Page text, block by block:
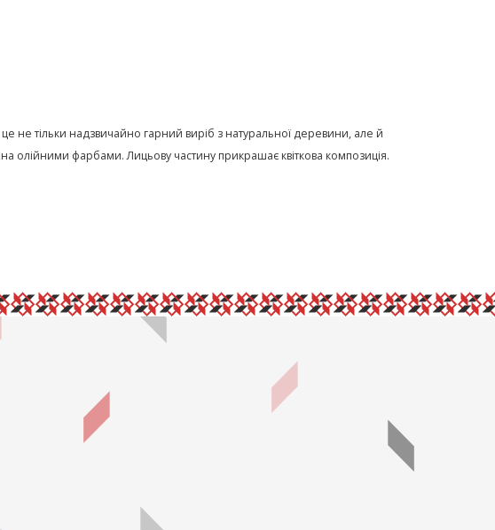
не тільки надзвичайно гарний виріб з натуральної деревини, але й
олійними фарбами. Лицьову частину прикрашає квіткова композиція.